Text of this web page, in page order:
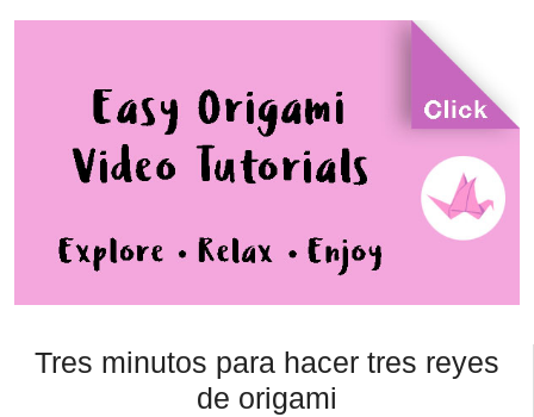
Tres minutos para hacer tres reyes
de origami